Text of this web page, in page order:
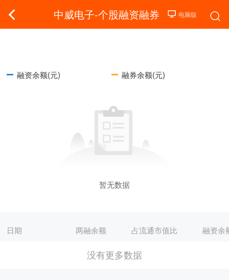
中威电子-个股融资融券
融资余额(元) 融券余额(元)
暂无数据
日期 两融余额 占流通市值比 融资余
没有更多数据